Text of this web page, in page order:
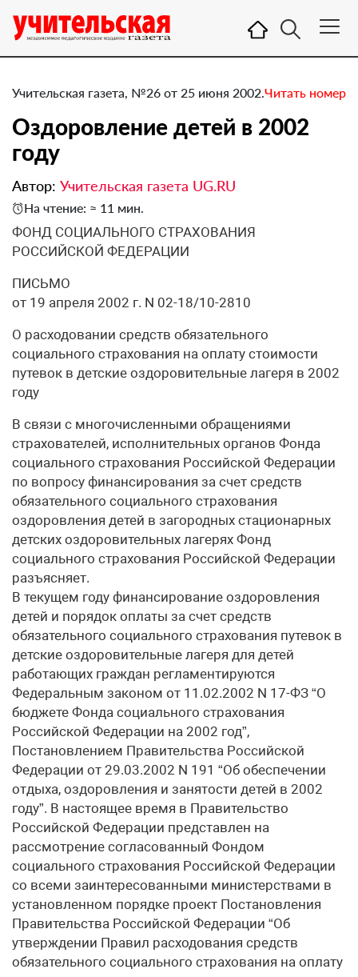
Учительская газета, №26 от 25 июня 2002.Читать номер
Оздоровление детей в 2002
году
Автор: Учительская газета UG.RU
На чтение: ≈ 11 мин.
ФОНД СОЦИАЛЬНОГО СТРАХОВАНИЯ
РОССИЙСКОЙ ФЕДЕРАЦИИ
ПИСЬМО
от 19 апреля 2002 г. N 02-18/10-2810
О расходовании средств обязательного
социального страхования на оплату стоимости
путевок в детские оздоровительные лагеря в 2002
году
В связи с многочисленными обращениями
страхователей, исполнительных органов Фонда
социального страхования Российской Федерации
по вопросу финансирования за счет средств
обязательного социального страхования
оздоровления детей в загородных стационарных
детских оздоровительных лагерях Фонд
социального страхования Российской Федерации
разъясняет.
В текущем году финансирование оздоровления
детей и порядок оплаты за счет средств
обязательного социального страхования путевок в
детские оздоровительные лагеря для детей
работающих граждан регламентируются
Федеральным законом от 11.02.2002 N 17-ФЗ “О
бюджете Фонда социального страхования
Российской Федерации на 2002 год”,
Постановлением Правительства Российской
Федерации от 29.03.2002 N 191 “Об обеспечении
отдыха, оздоровления и занятости детей в 2002
году”. В настоящее время в Правительство
Российской Федерации представлен на
рассмотрение согласованный Фондом
социального страхования Российской Федерации
со всеми заинтересованными министерствами в
установленном порядке проект Постановления
Правительства Российской Федерации “Об
утверждении Правил расходования средств
обязательного социального страхования на оплату